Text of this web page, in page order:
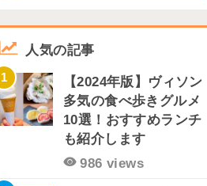
人気の記事
1
【2024年版】ヴィソン
多気の食べ歩きグルメ
10選！おすすめランチ
も紹介します
986 views